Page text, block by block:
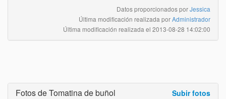
Datos proporcionados porJessica
Última modificación realizada porAdministrador
Última modificación realizada el 2013-08-28 14:02:00
Subir fotos
Fotos de Tomatina de buñol